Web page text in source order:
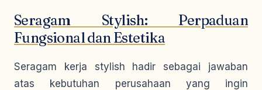
Seragam Stylish: Perpaduan
Fungsional dan Estetika
Seragam kerja stylish hadir sebagai jawaban
atas kebutuhan perusahaan yang ingin